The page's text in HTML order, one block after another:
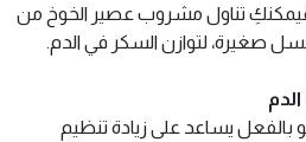
فيمكنكِ تناول مشروب عصير الخوخ من
صغيرة، لتوازن السكر في الدم.
بالفعل يساعد على زيادة تنظيم